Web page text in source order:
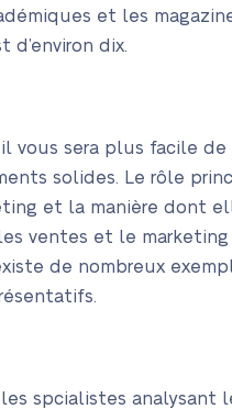
et les
dix.
vous sera plus facile
solides. Le rôle
et la manière dont
ventes et le
de nombreux
spcialistes analysant